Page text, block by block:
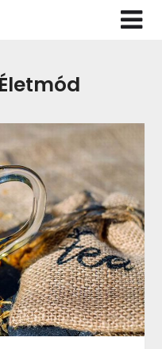
Életmód